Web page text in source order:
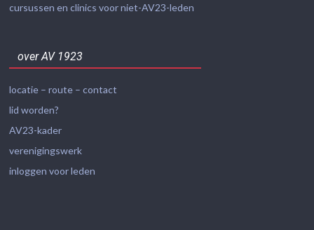
cursussen en clinics voor niet-AV23-leden
over AV 1923
locatie – route – contact
lid worden?
AV23-kader
verenigingswerk
inloggen voor leden